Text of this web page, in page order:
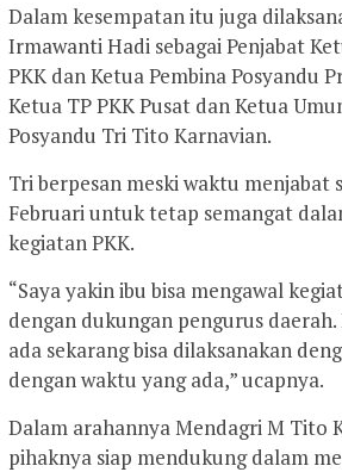
Dalam kesempatan itu juga
Irmawanti Hadi sebagai Penjabat
PKK dan Ketua Pembina Posyandu
Ketua TP PKK Pusat dan Ketua
Posyandu Tri Tito Karnavian.
Tri berpesan meski waktu menjabat
Februari untuk tetap semangat
kegiatan PKK.
“Saya yakin ibu bisa mengawal
dengan dukungan pengurus
ada sekarang bisa dilaksanakan
dengan waktu yang ada,” ucapnya.
Dalam arahannya Mendagri M Tito
pihaknya siap mendukung dalam